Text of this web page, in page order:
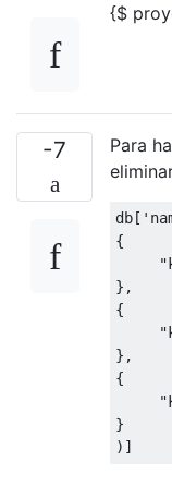
{$
-7
Para
db[
{
},
{
},
{
}
)]